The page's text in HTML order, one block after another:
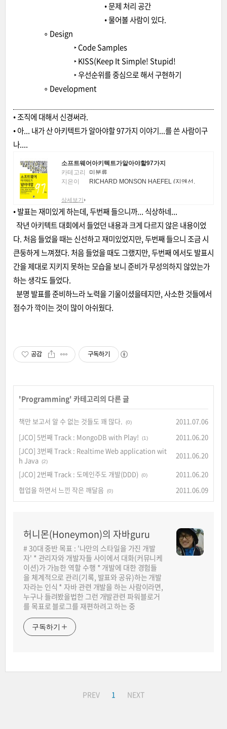
• 문제 처리 공간
• 물어볼 사람이 있다.
∘ Design
‣ Code Samples
‣ KISS(Keep It Simple! Stupid!
‣ 우선순위를 중심으로 해서 구현하기
∘ Development
• 조직에 대해서 신경써라.
• 아... 내가 산 아키텍트가 알아야할 97가지 이야기...를 쓴 사람이구
나....
소프트웨어아키텍트가알아야할97가지
카테고리
미분류
지은이
RICHARD MONSON HAEFEL (지앤선,
상세보기
• 발표는 재미있게 하는데, 두번째 들으니까... 식상하네...
작년 아키텍트 대회에서 들었던 내용과 크게 다르지 않은 내용이었
다. 처음 들었을 때는 신선하고 재미있었지만, 두번째 들으니 조금 시
큰둥하게 느껴졌다. 처음 들었을 때도 그랬지만, 두번째 에서도 발표시
간을 제대로 지키지 못하는 모습을 보니 준비가 무성의하지 않았는가
하는 생각도 들었다.
분명 발표를 준비하느라 노력을 기울이셨을테지만, 사소한 것들에서
점수가 깍이는 것이 많이 아쉬웠다.
공감 구독하기
'Programming' 카테고리의 다른 글
책만 보고서 알 수 없는 것들도 꽤 많다. (0)
2011.07.06
[JCO] 5번째 Track : MongoDB with Play!
(1)
2011.06.20
[JCO] 3번째 Track : Realtime Web application wit
h Java (2)
2011.06.20
[JCO] 2번째 Track : 도메인주도 개발(DDD)
(0)
2011.06.20
협업을 하면서 느낀 작은 깨달음
(0) 2011.06.09
허니몬(Honeymon)의 자바guru
# 30대 중반 목표 : '나만의 스타일을 가진 개발
자' * 관리자와 개발자들 사이에서 대화(커뮤니케
이션)가 가능한 역할 수행 * 개발에 대한 경험들
을 체계적으로 관리(기록, 발표와 공유)하는 개발
자라는 인식 * 자바 관련 개발을 하는 사람이라면,
누구나 들려봤을법한 그런 개발관련 파워블로거
를 목표로 블로그를 재편하려고 하는 중
구독하기
PREV 1 NEXT